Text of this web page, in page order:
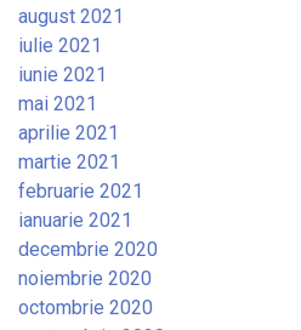
august 2021
iulie 2021
iunie 2021
mai 2021
aprilie 2021
martie 2021
februarie 2021
ianuarie 2021
decembrie 2020
noiembrie 2020
octombrie 2020